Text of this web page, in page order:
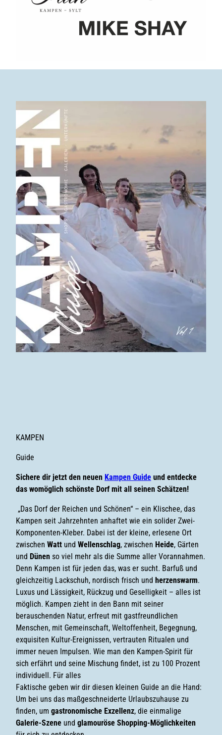
KAMPEN
Guide
Sichere dir jetzt den neuen Kampen Guide und entdecke
das womöglich schönste Dorf mit all seinen Schätzen!
„Das Dorf der Reichen und Schönen“ – ein Klischee, das
Kampen seit Jahrzehnten anhaftet wie ein solider Zwei-
Komponenten-Kleber. Dabei ist der kleine, erlesene Ort
zwischen Watt und Wellenschlag, zwischen Heide, Gärten
und Dünen so viel mehr als die Summe aller Vorannahmen.
Denn Kampen ist für jeden das, was er sucht. Barfuß und
gleichzeitig Lackschuh, nordisch frisch und herzenswarm.
Luxus und Lässigkeit, Rückzug und Geselligkeit – alles ist
möglich. Kampen zieht in den Bann mit seiner
berauschenden Natur, erfreut mit gastfreundlichen
Menschen, mit Gemeinschaft, Weltoffenheit, Begegnung,
exquisiten Kultur-Ereignissen, vertrauten Ritualen und
immer neuen Impulsen. Wie man den Kampen-Spirit für
sich erfährt und seine Mischung findet, ist zu 100 Prozent
individuell. Für alles
Faktische geben wir dir diesen kleinen Guide an die Hand:
Um bei uns das maßgeschneiderte Urlaubszuhause zu
finden, um gastronomische Exzellenz, die einmalige
Galerie-Szene und glamouröse Shopping-Möglichkeiten